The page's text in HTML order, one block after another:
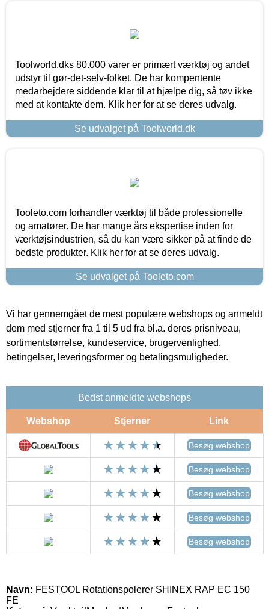
Toolworld.dks 80.000 varer er primært værktøj og andet
udstyr til gør-det-selv-folket. De har kompentente
medarbejdere siddende klar til at hjælpe dig, så tøv ikke
med at kontakte dem. Klik her for at se deres udvalg.
Se udvalget på Toolworld.dk
Tooleto.com forhandler værktøj til både professionelle
og amatører. De har mange års ekspertise inden for
værktøjsindustrien, så du kan være sikker på at finde de
bedste produkter. Klik her for at se deres udvalg.
Se udvalget på Tooleto.com
Vi har gennemgået de mest populære webshops og anmeldt
dem med stjerner fra 1 til 5 ud fra bl.a. deres prisniveau,
sortimentstørrelse, kundeservice, brugervenlighed,
betingelser, leveringsformer og betalingsmuligheder.
Bedst anmeldte webshops
Webshop Stjerner Link
Besøg webshop
Besøg webshop
Besøg webshop
Besøg webshop
Besøg webshop
Navn: FESTOOL Rotationspolerer SHINEX RAP EC 150
FE